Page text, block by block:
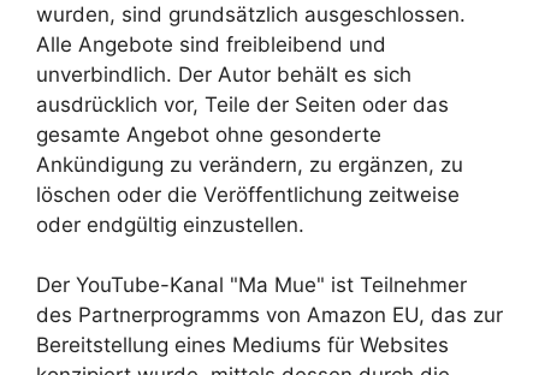
wurden, sind grundsätzlich ausgeschlossen.
Alle Angebote sind freibleibend und
unverbindlich. Der Autor behält es sich
ausdrücklich vor, Teile der Seiten oder das
gesamte Angebot ohne gesonderte
Ankündigung zu verändern, zu ergänzen, zu
löschen oder die Veröffentlichung zeitweise
oder endgültig einzustellen.
Der YouTube-Kanal "Ma Mue" ist Teilnehmer
des Partnerprogramms von Amazon EU, das zur
Bereitstellung eines Mediums für Websites